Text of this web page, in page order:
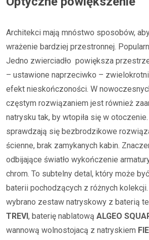
Architekci mają mnóstwo sposobów,
wrażenie bardziej przestronnej.
Jedno zwierciadło powiększa
– ustawione naprzeciwko –
efekt nieskończoności. W
częstym rozwiązaniem jest również
natrysku tak, by wtopiła się w
sprawdzają się bezbrodzikowe
ścienne, brak zamykanych kabin.
odbijające światło wykończenie
chrom. To subtelny detal, który może
baterii pochodzących z różnych
wybrano zestaw natryskowy z baterią
TREVI, baterię nablatową ALGEO
wannową wolnostojacą z natryskiem